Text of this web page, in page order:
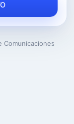
Comunicaciones